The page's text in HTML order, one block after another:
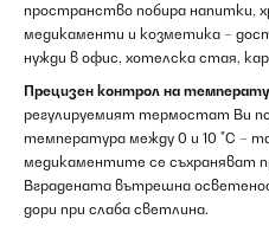
пространство побира напитки,
медикаменти и козметика –
нужди в офис, хотелска стая,
Прецизен контрол на
регулируемият термостат Ви
температура между 0 и 10 °C –
медикаментите се съхраняват
Вградената вътрешна
дори при слаба светлина.